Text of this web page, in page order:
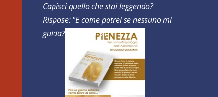
Capisci quello che stai leggendo?
Rispose: "E come potrei se nessuno mi
guida?"
Atti 8,30-31